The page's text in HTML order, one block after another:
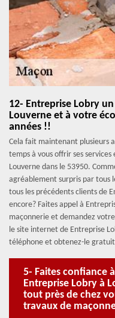
12- Entreprise Lobry
Louverne et à votre
années !!
Cela fait maintenant plusieurs
temps à vous offrir ses
Louverne dans le 53950.
agréablement surpris par tous
tous les précédents clients de
encore? Faites appel à
maçonnerie et demandez
le site internet de Entreprise
téléphone et obtenez-le
5- Faites confiance
Entreprise Lobry à
tout près de chez
travaux de